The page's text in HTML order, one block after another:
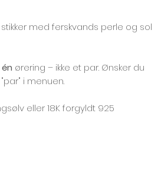
med ferskvands perle og sol
én ørering – ikke et par. Ønsker du
i menuen.
eller 18K forgyldt 925